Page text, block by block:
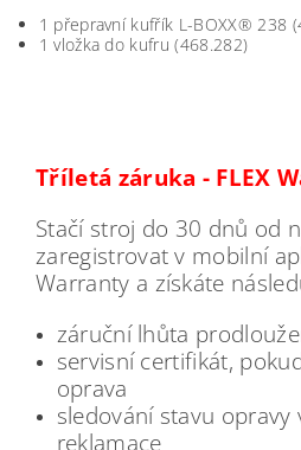
1 přepravní kufřík L-BOXX® 238 (
1 vložka do kufru (468.282)
Tříletá záruka - FLEX
Stačí stroj do 30 dnů od
zaregistrovat v mobilní
Warranty a získáte
záruční lhůta
servisní certifikát,
oprava
sledování stavu opravy
reklamace